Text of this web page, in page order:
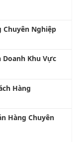
Chuyên Nghiệp
Doanh Khu Vực
Hàng
Hàng Chuyên